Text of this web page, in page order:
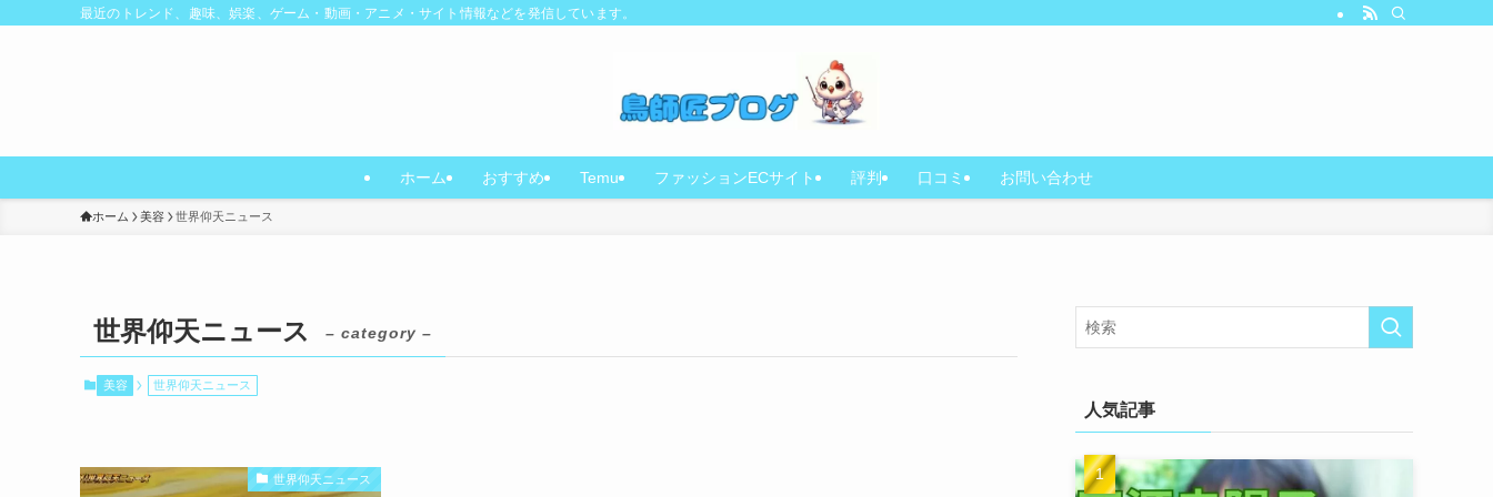
最近のトレンド、趣味、娯楽、ゲーム・動画・アニメ・サイト情報などを発信しています。
ホーム おすすめ Temu ファッションECサイト 評判 口コミ お問い合わせ
ホーム 美容 世界仰天ニュース
世界仰天ニュース – category –
美容 世界仰天ニュース
世界仰天ニュース
人気記事